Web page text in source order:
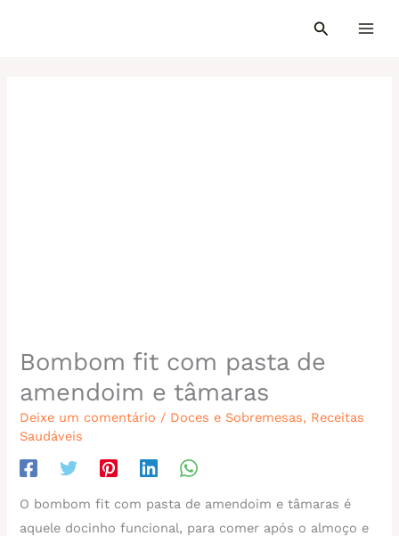
Bombom fit com pasta de
amendoim e tâmaras
Deixe um comentário / Doces e Sobremesas, Receitas
Saudáveis
O bombom fit com pasta de amendoim e tâmaras é
aquele docinho funcional, para comer após o almoço e